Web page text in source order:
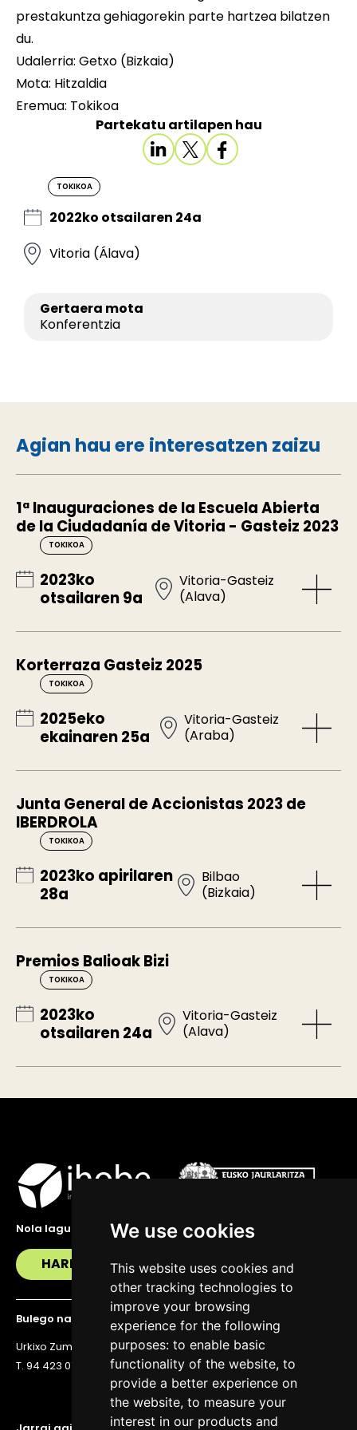
We use cookies
This website uses cookies and
other tracking technologies to
improve your browsing
experience for the following
purposes: to enable basic
functionality of the website, to
provide a better experience on
the website, to measure your
interest in our products and
prestakuntza gehiagorekin parte hartzea bilatzen
du.
Udalerria: Getxo (Bizkaia)
Mota: Hitzaldia
Eremua: Tokikoa
Partekatu artilapen hau
TOKIKOA
2022ko otsailaren 24a
Vitoria (Álava)
Gertaera mota
Konferentzia
Agian hau ere interesatzen zaizu
1ª Inauguraciones de la Escuela Abierta
de la Ciudadanía de Vitoria - Gasteiz 2023
TOKIKOA
2023ko
otsailaren 9a
Vitoria-Gasteiz
(Alava)
Korterraza Gasteiz 2025
TOKIKOA
2025eko
ekainaren 25a
Vitoria-Gasteiz
(Araba)
Junta General de Accionistas 2023 de
IBERDROLA
TOKIKOA
2023ko apirilaren
28a
Bilbao
(Bizkaia)
Premios Balioak Bizi
TOKIKOA
2023ko
otsailaren 24a
Vitoria-Gasteiz
(Alava)
Nola lagundu zaitzakegu?
HARREMANETAN JARRI
Bulego nagusia
Urkixo Zumarkalea 36, 6. solairua, 48011 Bilbo
T. 94 423 07 43